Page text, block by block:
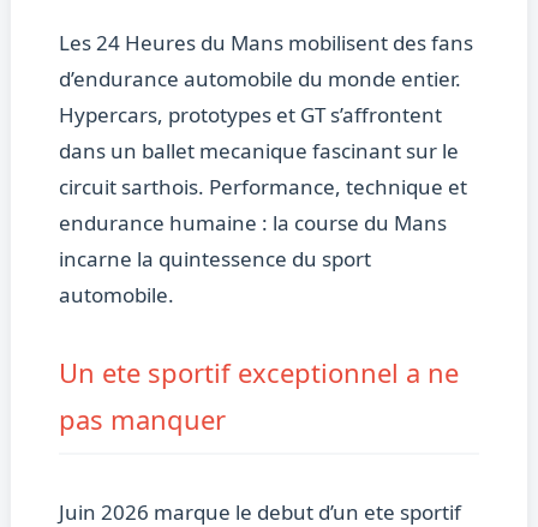
Les 24 Heures du Mans mobilisent des fans
d’endurance automobile du monde entier.
Hypercars, prototypes et GT s’affrontent
dans un ballet mecanique fascinant sur le
circuit sarthois. Performance, technique et
endurance humaine : la course du Mans
incarne la quintessence du sport
automobile.
Un ete sportif exceptionnel a ne
pas manquer
Juin 2026 marque le debut d’un ete sportif